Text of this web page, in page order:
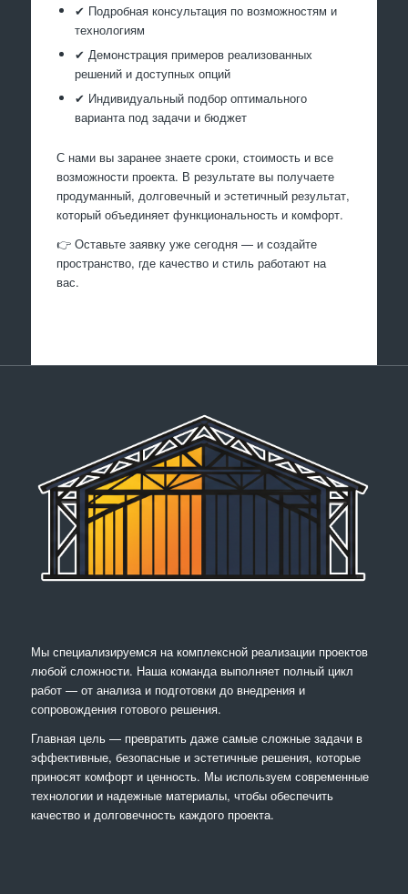
✔ Подробная консультация по возможностям и
технологиям
✔ Демонстрация примеров реализованных
решений и доступных опций
✔ Индивидуальный подбор оптимального
варианта под задачи и бюджет
С нами вы заранее знаете сроки, стоимость и все
возможности проекта. В результате вы получаете
продуманный, долговечный и эстетичный результат,
который объединяет функциональность и комфорт.
👉 Оставьте заявку уже сегодня — и создайте
пространство, где качество и стиль работают на
вас.
Мы специализируемся на комплексной реализации проектов
любой сложности. Наша команда выполняет полный цикл
работ — от анализа и подготовки до внедрения и
сопровождения готового решения.
Главная цель — превратить даже самые сложные задачи в
эффективные, безопасные и эстетичные решения, которые
приносят комфорт и ценность. Мы используем современные
технологии и надежные материалы, чтобы обеспечить
качество и долговечность каждого проекта.